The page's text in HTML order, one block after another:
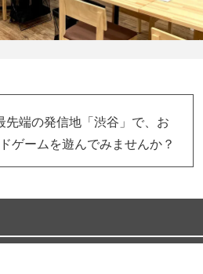
端の発信地「渋谷」で、お
ゲームを遊んでみませんか？